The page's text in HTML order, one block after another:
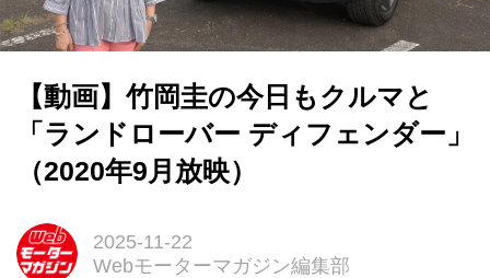
【動画】竹岡圭の今日もクルマと
「ランドローバー ディフェンダー」
（2020年9月放映）
2025-11-22
Webモーターマガジン編集部